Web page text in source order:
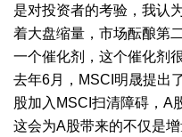
是对投资者的考验，我认
着大盘缩量，市场酝酿第
一个催化剂，这个催化剂
去年6月，MSCI明晟提出
股加入MSCI扫清障碍，A
这会为A股带来的不仅是